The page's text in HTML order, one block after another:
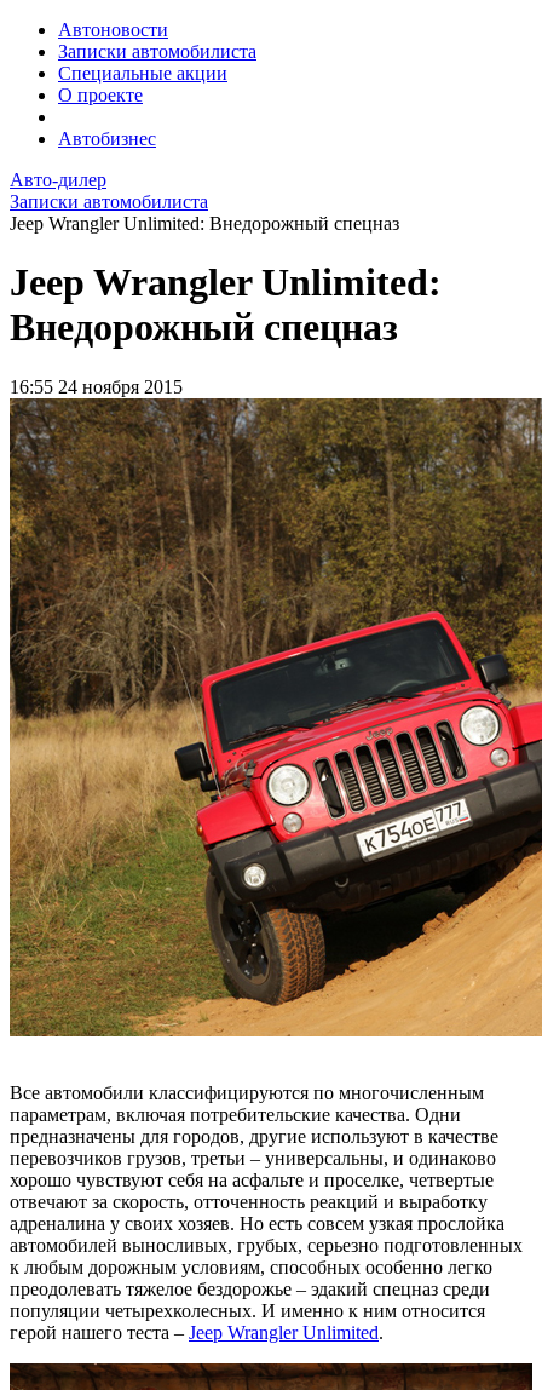
Автоновости
Записки автомобилиста
Специальные акции
О проекте
Автобизнес
Авто-дилер
Записки автомобилиста
Jeep Wrangler Unlimited: Внедорожный спецназ
Jeep Wrangler Unlimited:
Внедорожный спецназ
16:55 24 ноября 2015
Все автомобили классифицируются по многочисленным
параметрам, включая потребительские качества. Одни
предназначены для городов, другие используют в качестве
перевозчиков грузов, третьи – универсальны, и одинаково
хорошо чувствуют себя на асфальте и проселке, четвертые
отвечают за скорость, отточенность реакций и выработку
адреналина у своих хозяев. Но есть совсем узкая прослойка
автомобилей выносливых, грубых, серьезно подготовленных
к любым дорожным условиям, способных особенно легко
преодолевать тяжелое бездорожье – эдакий спецназ среди
популяции четырехколесных. И именно к ним относится
герой нашего теста – Jeep Wrangler Unlimited.